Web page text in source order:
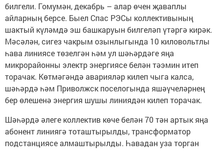
билгели. Гомумән, декабрь – алар өчен җаваплы
айларның берсе. Быел Спас РЭСы коллективының
шактый күләмдә эш башкаруын билгеләп үтәргә кирәк.
Мәсәлән, сигез чакрым озынлыгында 10 киловольтлы
һава линиясе төзелгән һәм ул шәһәрдәге яңа
микрорайонны электр энергиясе белән тәэмин итеп
торачак. Көтмәгәндә аварияләр килеп чыга калса,
шәһәрдә һәм Приволжск поселогында яшәүчеләрнең
бер өлешенә энергия шушы линиядән килеп торачак.
Шәһәрдә әлеге коллектив көче белән 70 тән артык яңа
абонент линиягә тоташтырылды, трансформатор
подстанциясе алмаштырылды. Һавадан уза торган